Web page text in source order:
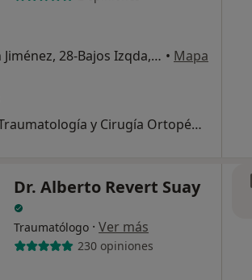
Cl. Juan Ramón Jiménez, 28-Bajos Izqda, Valencia • Mapa
Primera visita Traumatología y Cirugía Ortopédica
Dr. Alberto Revert Suay
Traumatólogo · Ver más
230 opiniones